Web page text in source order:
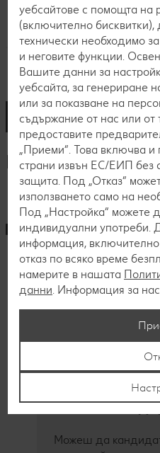
Процес по
Онлайн
Можеш да
уебсайтове с помощта на
(включително бисквитки),
технически необходимо
и неговите функции.
Вашите данни за
уебсайта, за генериране
или за показване на
съдържание от нас или от
предоставите
„Приеми“. Това включва
страни извън ЕС/ЕИП без
защита. Под „Отказ“
използването само на
Под „Настройка“ можете
индивидуални употреби.
информация,
отказ по всяко време
намерите в нашата
данни. Информация за